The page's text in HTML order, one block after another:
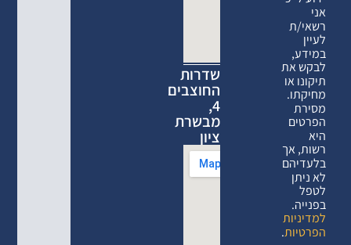
אני
רשאי/ת
לעיין
במידע,
לבקש את
תיקונו או
מחיקתו.
מסירת
הפרטים
היא
רשות, אך
בלעדיהם
לא ניתן
לטפל
בפנייה.
למדיניות
הפרטיות.
שדרות
החוצבים
4,
מבשרת
ציון